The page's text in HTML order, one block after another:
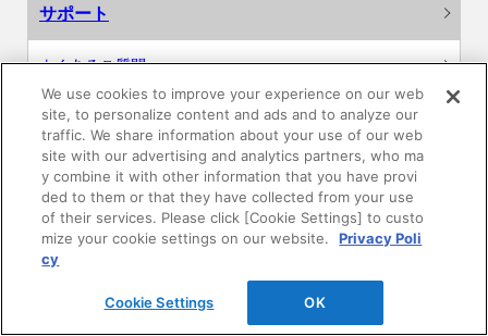
サポート
よくあるご質問
カタログ閲覧・資料請求
各種データダウンロード
WEB見積・各種シミュレーション
交換用部品の購入
We use cookies to improve your experience on our web
site, to personalize content and ads and to analyze our
traffic. We share information about your use of our web
site with our advertising and analytics partners, who ma
y combine it with other information that you have provi
ded to them or that they have collected from your use
of their services. Please click [Cookie Settings] to custo
mize your cookie settings on our website.
Privacy Poli
cy
Cookie Settings OK